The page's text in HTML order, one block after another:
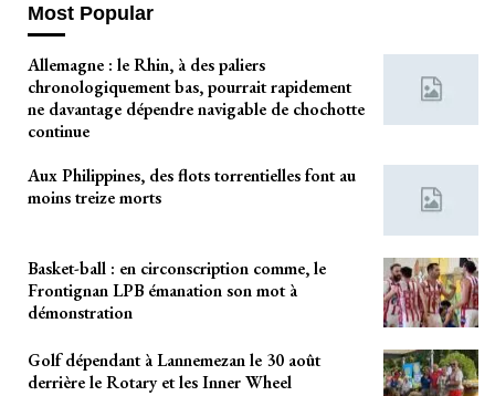
Most Popular
Allemagne : le Rhin, à des paliers
chronologiquement bas, pourrait rapidement
ne davantage dépendre navigable de chochotte
continue
Aux Philippines, des flots torrentielles font au
moins treize morts
Basket-ball : en circonscription comme, le
Frontignan LPB émanation son mot à
démonstration
Golf dépendant à Lannemezan le 30 août
derrière le Rotary et les Inner Wheel